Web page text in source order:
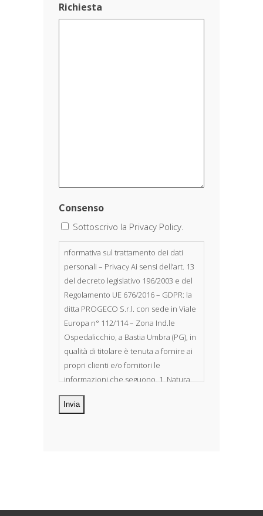
Richiesta
Consenso
Sottoscrivo la Privacy Policy.
nformativa sul trattamento dei dati
personali – Privacy Ai sensi dell’art. 13
del decreto legislativo 196/2003 e del
Regolamento UE 676/2016 – GDPR: la
ditta PROGECO S.r.l. con sede in Viale
Europa n° 112/114 – Zona Ind.le
Ospedalicchio, a Bastia Umbra (PG), in
qualità di titolare è tenuta a fornire ai
propri clienti e/o fornitori le
informazioni che seguono. 1. Natura
dei dati personali Costituiscono
oggetto di trattamento i Suoi dati